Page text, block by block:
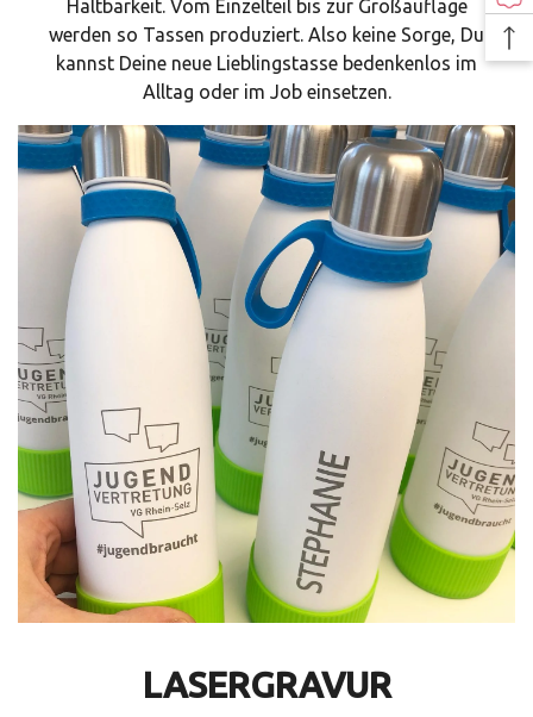
Haltbarkeit. Vom Einzelteil bis zur Großauflage
werden so Tassen produziert. Also keine Sorge, Du
kannst Deine neue Lieblingstasse bedenkenlos im
Alltag oder im Job einsetzen.
LASERGRAVUR